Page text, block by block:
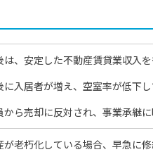
は、安定した不動産賃貸業収入を得
に入居者が増え、空室率が低下して
から売却に反対され、事業承継に時
が老朽化している場合、早急に修繕